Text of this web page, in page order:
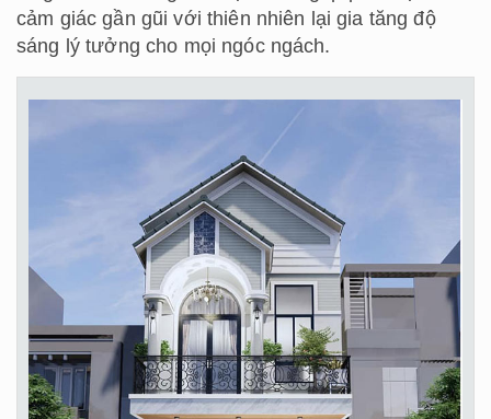
cảm giác gần gũi với thiên nhiên lại gia tăng độ
sáng lý tưởng cho mọi ngóc ngách.